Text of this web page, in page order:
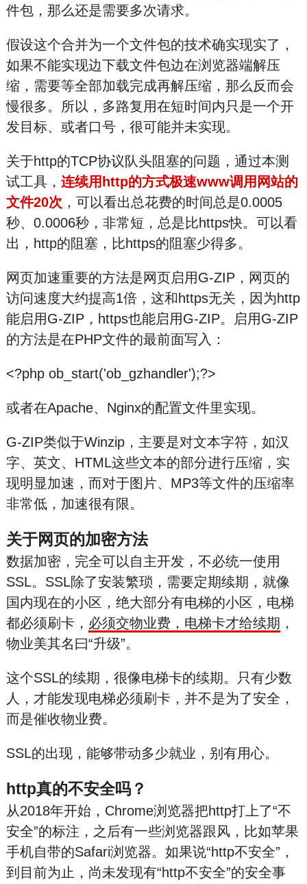
件包，那么还是需要多次请求。
假设这个合并为一个文件包的技术确实现实了，
如果不能实现边下载文件包边在浏览器端解压
缩，需要等全部加载完成再解压缩，那么反而会
慢很多。所以，多路复用在短时间内只是一个开
发目标、或者口号，很可能并未实现。
关于http的TCP协议队头阻塞的问题，通过本测
试工具， 连续用http的方式极速www调用网站的
文件20次 ，可以看出总花费的时间总是0.0005
秒、0.0006秒，非常短，总是比https快。可以看
出，http的阻塞，比https的阻塞少得多。
网页加速重要的方法是网页启用G-ZIP，网页的
访问速度大约提高1倍，这和https无关，因为http
能启用G-ZIP，https也能启用G-ZIP。启用G-ZIP
的方法是在PHP文件的最前面写入：
<?php ob_start('ob_gzhandler');?>
或者在Apache、Nginx的配置文件里实现。
G-ZIP类似于Winzip，主要是对文本字符，如汉
字、英文、HTML这些文本的部分进行压缩，实
现明显加速，而对于图片、MP3等文件的压缩率
非常低，加速很有限。
关于网页的加密方法
数据加密，完全可以自主开发，不必统一使用
SSL。SSL除了安装繁琐，需要定期续期，就像
国内现在的小区，绝大部分有电梯的小区，电梯
都必须刷卡， 必须交物业费，电梯卡才给续期 ，
物业美其名曰“升级”。
这个SSL的续期，很像电梯卡的续期。只有少数
人，才能发现电梯必须刷卡，并不是为了安全，
而是催收物业费。
SSL的出现，能够带动多少就业，别有用心。
http真的不安全吗？
从2018年开始，Chrome浏览器把http打上了“不
安全”的标注，之后有一些浏览器跟风，比如苹果
手机自带的Safari浏览器。如果说“http不安全”，
到目前为止，尚未发现有“http不安全”的安全事